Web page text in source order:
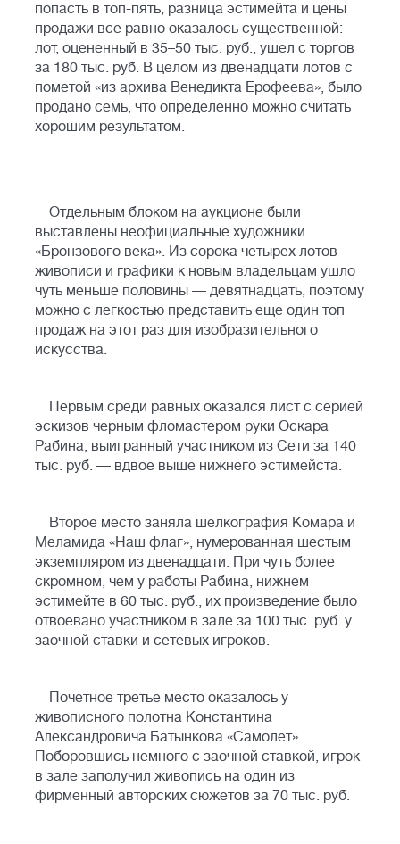
попасть в топ-пять, разница эстимейта и цены
продажи все равно оказалось существенной:
лот, оцененный в 35–50 тыс. руб., ушел с торгов
за 180 тыс. руб. В целом из двенадцати лотов с
пометой «из архива Венедикта Ерофеева», было
продано семь, что определенно можно считать
хорошим результатом.
Отдельным блоком на аукционе были
выставлены неофициальные художники
«Бронзового века». Из сорока четырех лотов
живописи и графики к новым владельцам ушло
чуть меньше половины — девятнадцать, поэтому
можно с легкостью представить еще один топ
продаж на этот раз для изобразительного
искусства.
Первым среди равных оказался лист с серией
эскизов черным фломастером руки Оскара
Рабина, выигранный участником из Сети за 140
тыс. руб. — вдвое выше нижнего эстимейста.
Второе место заняла шелкография Комара и
Меламида «Наш флаг», нумерованная шестым
экземпляром из двенадцати. При чуть более
скромном, чем у работы Рабина, нижнем
эстимейте в 60 тыс. руб., их произведение было
отвоевано участником в зале за 100 тыс. руб. у
заочной ставки и сетевых игроков.
Почетное третье место оказалось у
живописного полотна Константина
Александровича Батынкова «Самолет».
Поборовшись немного с заочной ставкой, игрок
в зале заполучил живопись на один из
фирменный авторских сюжетов за 70 тыс. руб.